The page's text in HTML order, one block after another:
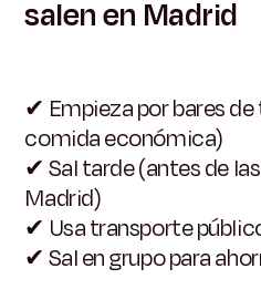
salen en Madrid
✔ Empieza por bares
comida económica)
✔ Sal tarde (antes de
Madrid)
✔ Usa transporte
✔ Sal en grupo para